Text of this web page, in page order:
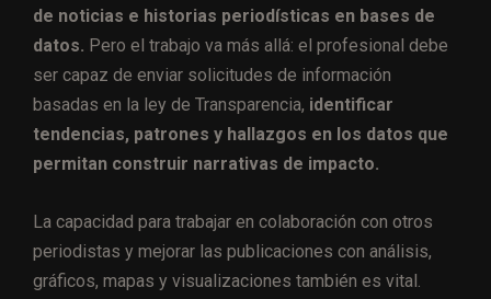
de noticias e historias periodísticas en bases de
datos. Pero el trabajo va más allá: el profesional debe
ser capaz de enviar solicitudes de información
basadas en la ley de Transparencia, identificar
tendencias, patrones y hallazgos en los datos que
permitan construir narrativas de impacto.
La capacidad para trabajar en colaboración con otros
periodistas y mejorar las publicaciones con análisis,
gráficos, mapas y visualizaciones también es vital.